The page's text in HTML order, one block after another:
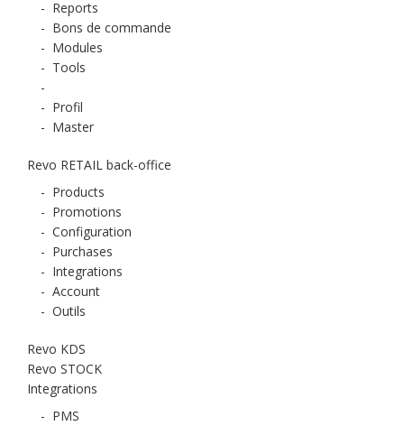
- Reports
- Bons de commande
- Modules
- Tools
-
- Profil
- Master
Revo RETAIL back-office
- Products
- Promotions
- Configuration
- Purchases
- Integrations
- Account
- Outils
Revo KDS
Revo STOCK
Integrations
- PMS